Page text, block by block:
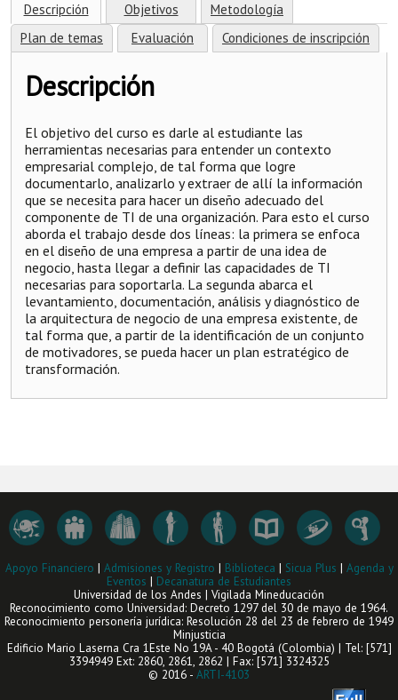
Descripción Objetivos
Metodología
Plan de temas
Evaluación Condiciones de inscripción
Descripción
El objetivo del curso es darle al estudiante las
herramientas necesarias para entender un contexto
empresarial complejo, de tal forma que logre
documentarlo, analizarlo y extraer de allí la información
que se necesita para hacer un diseño adecuado del
componente de TI de una organización. Para esto el curso
aborda el trabajo desde dos líneas: la primera se enfoca
en el diseño de una empresa a partir de una idea de
negocio, hasta llegar a definir las capacidades de TI
necesarias para soportarla. La segunda abarca el
levantamiento, documentación, análisis y diagnóstico de
la arquitectura de negocio de una empresa existente, de
tal forma que, a partir de la identificación de un conjunto
de motivadores, se pueda hacer un plan estratégico de
transformación.
Apoyo Financiero | Admisiones y Registro | Biblioteca | Sicua Plus | Agenda y
Eventos | Decanatura de Estudiantes
Universidad de los Andes | Vigilada Mineducación
Reconocimiento como Universidad: Decreto 1297 del 30 de mayo de 1964.
Reconocimiento personería jurídica: Resolución 28 del 23 de febrero de 1949
Minjusticia
Edificio Mario Laserna Cra 1Este No 19A - 40 Bogotá (Colombia) | Tel: [571]
3394949 Ext: 2860, 2861, 2862 | Fax: [571] 3324325
© 2016 - ARTI-4103